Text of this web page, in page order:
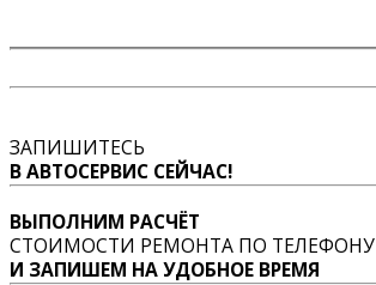
ЗАПИШИТЕСЬ
В АВТОСЕРВИС СЕЙЧАС!
ВЫПОЛНИМ РАСЧЁТ
СТОИМОСТИ РЕМОНТА ПО ТЕЛЕФОНУ
И ЗАПИШЕМ НА УДОБНОЕ ВРЕМЯ